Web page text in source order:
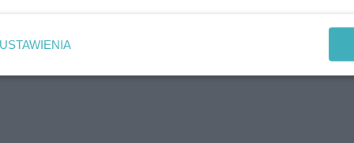
i dopracowane pod względem
części ogrodu i
USTAWIENIA